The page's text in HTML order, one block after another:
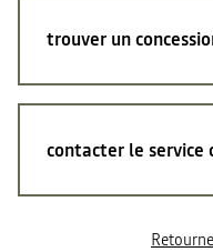
trouver un
contacter le service